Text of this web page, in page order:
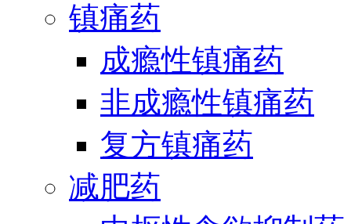
镇痛药
成瘾性镇痛药
非成瘾性镇痛药
复方镇痛药
减肥药